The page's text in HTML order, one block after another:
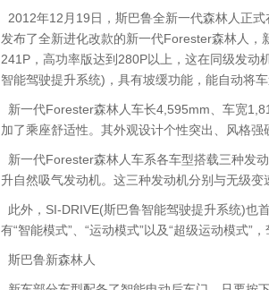
2012年12月19日，斯巴鲁全新一代森林人正
发布了全新进化改款的新一代Forester森林人
241P，高功率版达到280P以上，这在同级发动
智能驾驶提升系统)，具有坡缓功能，能自动将
新一代Forester森林人车长4,595mm、车宽
加了乘座舒适性。其外观设计个性突出、风格
新一代Forester森林人车系各车型搭载三种发
升自然吸气发动机。这三种发动机分别与无级
此外，SI-DRIVE(斯巴鲁智能驾驶提升系统)也
有“智能模式”、“运动模式”以及“超级运动模式
斯巴鲁新森林人